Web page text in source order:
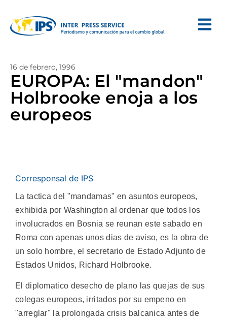
16 de febrero, 1996
EUROPA: El "mandon"
Holbrooke enoja a los
europeos
Corresponsal de IPS
La tactica del "mandamas" en asuntos europeos,
exhibida por Washington al ordenar que todos los
involucrados en Bosnia se reunan este sabado en
Roma con apenas unos dias de aviso, es la obra de
un solo hombre, el secretario de Estado Adjunto de
Estados Unidos, Richard Holbrooke.
El diplomatico desecho de plano las quejas de sus
colegas europeos, irritados por su empeno en
"arreglar" la prolongada crisis balcanica antes de